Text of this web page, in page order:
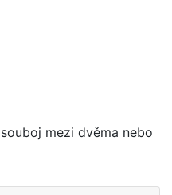
mezi dvěma nebo